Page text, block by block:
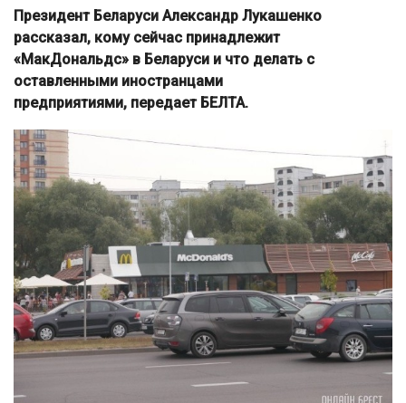
Президент Беларуси Александр Лукашенко
рассказал, кому сейчас принадлежит
«МакДональдс» в Беларуси и что делать с
оставленными иностранцами
предприятиями, передает БЕЛТА.